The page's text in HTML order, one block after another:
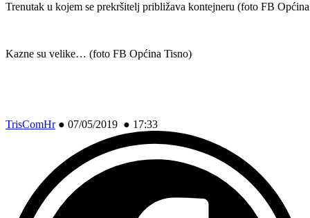
Trenutak u kojem se prekršitelj približava kontejneru (foto FB
Kazne su velike… (foto FB Općina Tisno)
TrisComHr● 07/05/2019 ● 17:33